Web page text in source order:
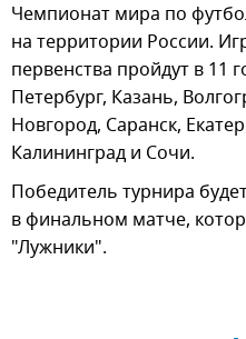
Чемпионат мира по
на территории России.
первенства пройдут в 11
Петербург, Казань,
Новгород, Саранск,
Калининград и Сочи.
Победитель турнира
в финальном матче,
"Лужники".